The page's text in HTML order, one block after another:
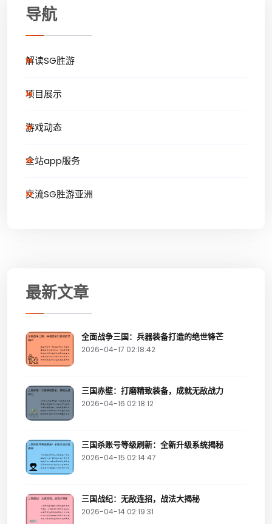
导航
解读SG胜游
项目展示
游戏动态
全站app服务
交流SG胜游亚洲
最新文章
全面战争三国：兵器装备打造的绝世锋芒
2026-04-17 02:18:42
三国赤壁：打磨精致装备，成就无敌战力
2026-04-16 02:18:12
三国杀账号等级刷新：全新升级系统揭秘
2026-04-15 02:14:47
三国战纪：无敌连招，战法大揭秘
2026-04-14 02:19:31